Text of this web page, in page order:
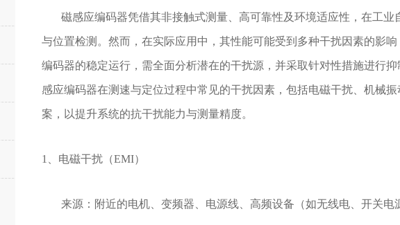
磁感应编码器凭借其非接触式测量、高可靠性及环境适应性，在工业
与位置检测。然而，在实际应用中，其性能可能受到多种干扰因素的影
编码器的稳定运行，需全面分析潜在的干扰源，并采取针对性措施进行
感应编码器在测速与定位过程中常见的干扰因素，包括电磁干扰、机械
案，以提升系统的抗干扰能力与测量精度。
1、电磁干扰（EMI）
来源：附近的电机、变频器、电源线、高频设备（如无线电、开关电